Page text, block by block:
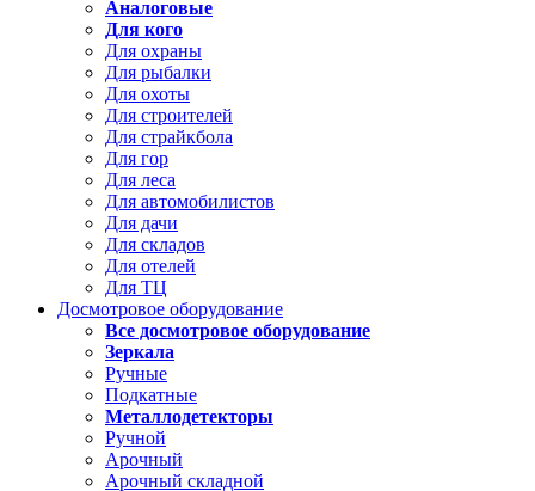
Аналоговые
Для кого
Для охраны
Для рыбалки
Для охоты
Для строителей
Для страйкбола
Для гор
Для леса
Для автомобилистов
Для дачи
Для складов
Для отелей
Для ТЦ
Досмотровое оборудование
Все досмотровое оборудование
Зеркала
Ручные
Подкатные
Металлодетекторы
Ручной
Арочный
Арочный складной